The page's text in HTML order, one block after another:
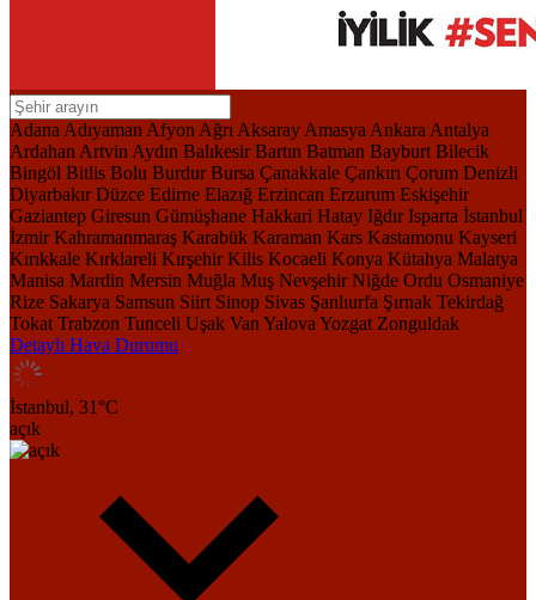
Adana Adıyaman Afyon Ağrı Aksaray Amasya Ankara Antalya
Ardahan Artvin Aydın Balıkesir Bartın Batman Bayburt Bilecik
Bingöl Bitlis Bolu Burdur Bursa Çanakkale Çankırı Çorum Denizli
Diyarbakır Düzce Edirne Elazığ Erzincan Erzurum Eskişehir
Gaziantep Giresun Gümüşhane Hakkari Hatay Iğdır Isparta İstanbul
İzmir Kahramanmaraş Karabük Karaman Kars Kastamonu Kayseri
Kırıkkale Kırklareli Kırşehir Kilis Kocaeli Konya Kütahya Malatya
Manisa Mardin Mersin Muğla Muş Nevşehir Niğde Ordu Osmaniye
Rize Sakarya Samsun Siirt Sinop Sivas Şanlıurfa Şırnak Tekirdağ
Tokat Trabzon Tunceli Uşak Van Yalova Yozgat Zonguldak
Detaylı Hava Durumu
İstanbul, 31 °C
açık